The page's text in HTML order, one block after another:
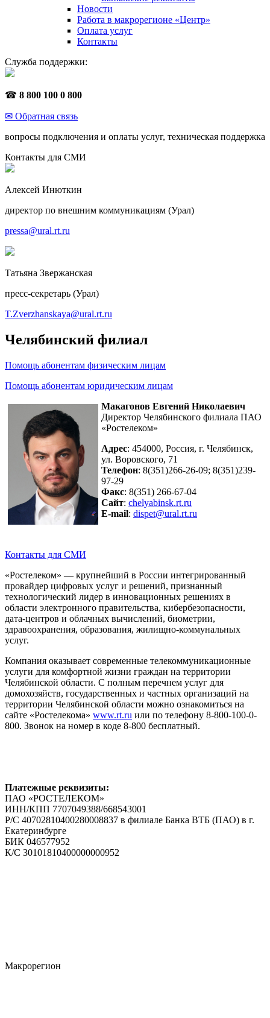
Новости
Работа в макрорегионе «Центр»
Оплата услуг
Контакты
Служба поддержки:
☎ 8 800 100 0 800
✉ Обратная связь
вопросы подключения и оплаты услуг, техническая поддержка
Контакты для СМИ
Алексей Инюткин
директор по внешним коммуникациям (Урал)
pressa@ural.rt.ru
Татьяна Звержанская
пресс-секретарь (Урал)
T.Zverzhanskaya@ural.rt.ru
Челябинский филиал
Помощь абонентам физическим лицам
Помощь абонентам юридическим лицам
Макагонов Евгений Николаевич
Директор Челябинского филиала ПАО
«Ростелеком»
Адрес: 454000, Россия, г. Челябинск,
ул. Воровского, 71
Телефон: 8(351)266-26-09; 8(351)239-
97-29
Факс: 8(351) 266-67-04
Сайт: chelyabinsk.rt.ru
E-mail: dispet@ural.rt.ru
Контакты для СМИ
«Ростелеком» — крупнейший в России интегрированный
провайдер цифровых услуг и решений, признанный
технологический лидер в инновационных решениях в
области электронного правительства, кибербезопасности,
дата-центров и облачных вычислений, биометрии,
здравоохранения, образования, жилищно-коммунальных
услуг.
Компания оказывает современные телекоммуникационные
услуги для комфортной жизни граждан на территории
Челябинской области. С полным перечнем услуг для
домохозяйств, государственных и частных организаций на
территории Челябинской области можно ознакомиться на
сайте «Ростелекома» www.rt.ru или по телефону 8-800-100-0-
800. Звонок на номер в коде 8-800 бесплатный.
Платежные реквизиты:
ПАО «РОСТЕЛЕКОМ»
ИНН/КПП 7707049388/668543001
Р/С 40702810400280008837 в филиале Банка ВТБ (ПАО) в г.
Екатеринбурге
БИК 046577952
К/С 30101810400000000952
Макрорегион